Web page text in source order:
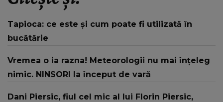
Tapioca: ce este și cum poate fi utilizată în
bucătărie
Vremea o ia razna! Meteorologii nu mai înţeleg
nimic. NINSORI la început de vară
Dani Piersic, fiul cel mic al lui Florin Piersic,